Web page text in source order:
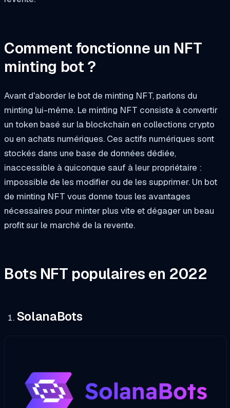
Comment fonctionne un NFT
minting bot ?
Avant d'aborder le bot de minting NFT, parlons du
minting lui-même. Le minting NFT consiste à convertir
un token basé sur la blockchain en collections crypto
ou en achats numériques. Ces actifs numériques sont
stockés dans une base de données dédiée,
inaccessible à quiconque sauf à leur propriétaire :
impossible de les modifier ou de les supprimer. Un bot
de minting NFT vous donne tous les avantages
nécessaires pour minter plus vite et dégager un beau
profit sur le marché de la revente.
Bots NFT populaires en 2022
SolanaBots